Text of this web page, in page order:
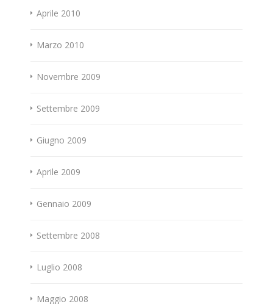
Aprile 2010
Marzo 2010
Novembre 2009
Settembre 2009
Giugno 2009
Aprile 2009
Gennaio 2009
Settembre 2008
Luglio 2008
Maggio 2008